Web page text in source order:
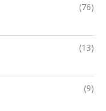
(76)
(13)
(9)